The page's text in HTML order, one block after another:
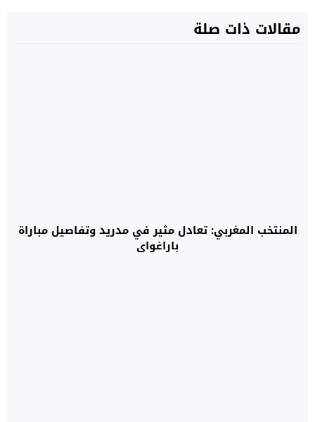
مقالات ذات صلة
المنتخب المغربي: تعادل مثير في مدريد وتفاصيل مباراة
باراغواي